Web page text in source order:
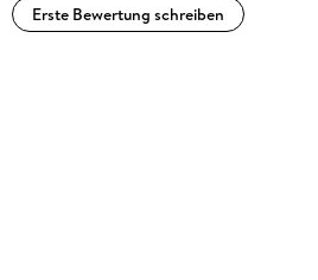
Erste Bewertung schreiben